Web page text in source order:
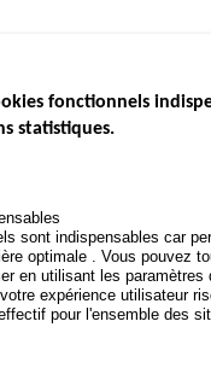
ROUTIÈRE
PERSONNELLES DES
fonctionnels
statistiques.
sont indispensables car
optimale . Vous pouvez
en utilisant les paramètres
expérience utilisateur
pour l'ensemble des